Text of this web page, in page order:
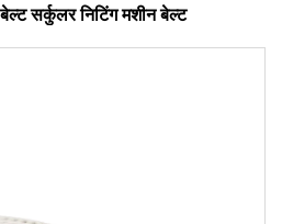
सर्कुलर निटिंग मशीन बेल्ट